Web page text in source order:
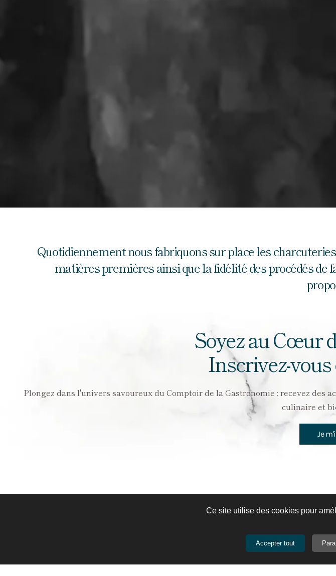
Quotidiennement nous fabriquons sur place les
matières premières ainsi que la fidélité des procédés
Soyez au Cœur
Inscrivez-
Plongez dans l'univers savoureux du Comptoir de la Gastronomie : recevez
culinaire et
Je
Jambon à L'Os
Ce site utilise des cookies pour
Accepter tout